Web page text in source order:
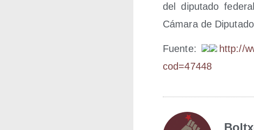
del dipu­tado
Cáma­ra de
Fuen­te: http://​
c​o​d​=​4​7​448